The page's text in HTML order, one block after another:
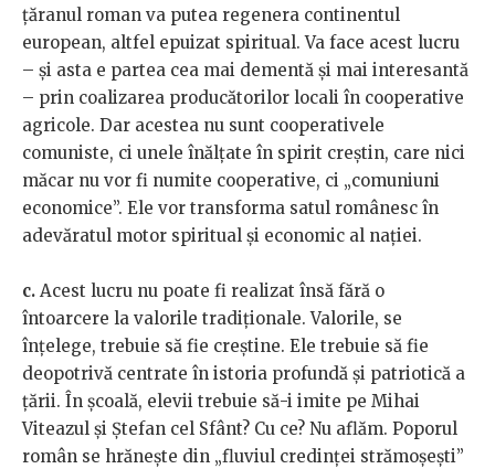
țăranul roman va putea regenera continentul
european, altfel epuizat spiritual. Va face acest lucru
– și asta e partea cea mai dementă și mai interesantă
– prin coalizarea producătorilor locali în cooperative
agricole. Dar acestea nu sunt cooperativele
comuniste, ci unele înălțate în spirit creștin, care nici
măcar nu vor fi numite cooperative, ci „comuniuni
economice”. Ele vor transforma satul românesc în
adevăratul motor spiritual și economic al nației.
c. Acest lucru nu poate fi realizat însă fără o
întoarcere la valorile tradiționale. Valorile, se
înțelege, trebuie să fie creștine. Ele trebuie să fie
deopotrivă centrate în istoria profundă și patriotică a
țării. În școală, elevii trebuie să-i imite pe Mihai
Viteazul și Ștefan cel Sfânt? Cu ce? Nu aflăm. Poporul
român se hrănește din „fluviul credinței strămoșești”